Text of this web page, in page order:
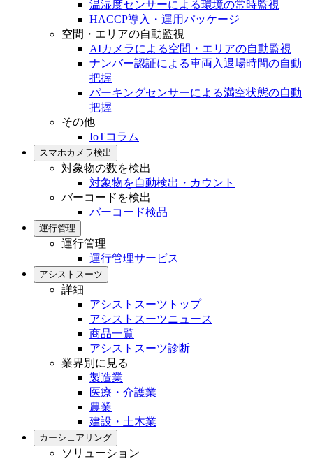
温湿度センサーによる環境の常時監視
HACCP導入・運用パッケージ
空間・エリアの自動監視
AIカメラによる空間・エリアの自動監視
ナンバー認証による車両入退場時間の自動
把握
パーキングセンサーによる満空状態の自動
把握
その他
IoTコラム
スマホカメラ検出
対象物の数を検出
対象物を自動検出・カウント
バーコードを検出
バーコード検品
運行管理
運行管理
運行管理サービス
アシストスーツ
詳細
アシストスーツトップ
アシストスーツニュース
商品一覧
アシストスーツ診断
業界別に見る
製造業
医療・介護業
農業
建設・土木業
カーシェアリング
ソリューション